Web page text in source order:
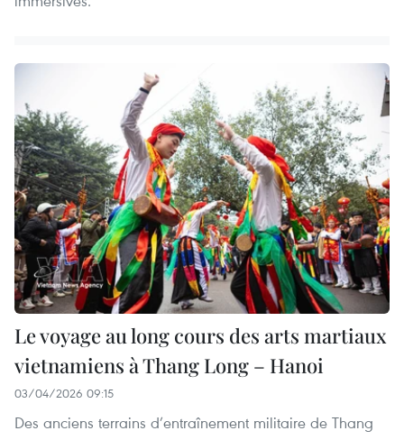
Le voyage au long cours des arts martiaux
vietnamiens à Thang Long – Hanoi
03/04/2026 09:15
Des anciens terrains d’entraînement militaire de Thang